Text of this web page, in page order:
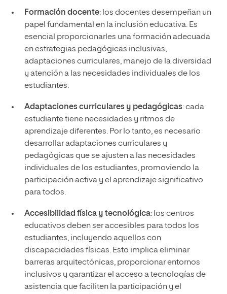
Formación docente: los docentes desempeñan un
papel fundamental en la inclusión educativa. Es
esencial proporcionarles una formación adecuada
en estrategias pedagógicas inclusivas,
adaptaciones curriculares, manejo de la diversidad
y atención a las necesidades individuales de los
estudiantes.
Adaptaciones curriculares y pedagógicas: cada
estudiante tiene necesidades y ritmos de
aprendizaje diferentes. Por lo tanto, es necesario
desarrollar adaptaciones curriculares y
pedagógicas que se ajusten a las necesidades
individuales de los estudiantes, promoviendo la
participación activa y el aprendizaje significativo
para todos.
Accesibilidad física y tecnológica: los centros
educativos deben ser accesibles para todos los
estudiantes, incluyendo aquellos con
discapacidades físicas. Esto implica eliminar
barreras arquitectónicas, proporcionar entornos
inclusivos y garantizar el acceso a tecnologías de
asistencia que faciliten la participación y el